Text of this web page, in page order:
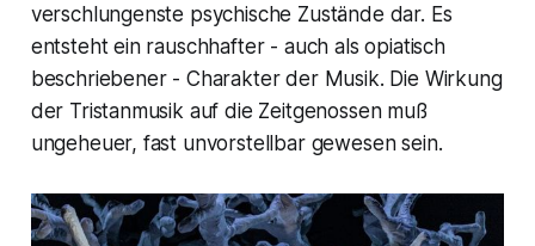
verschlungenste psychische Zustände dar. Es
entsteht ein rauschhafter - auch als opiatisch
beschriebener - Charakter der Musik. Die Wirkung
der Tristanmusik auf die Zeitgenossen muß
ungeheuer, fast unvorstellbar gewesen sein.